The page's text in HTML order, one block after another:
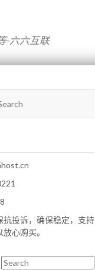
-六六互联
抗投诉，确保稳定，支持
心购买。